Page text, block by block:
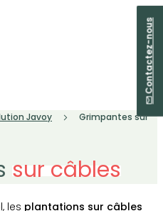
Javoy
Grimpantes sur
sur câbles
les plantations sur câbles
Contactez-nous